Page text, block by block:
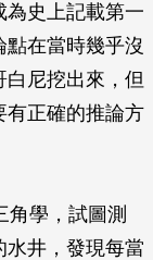
為史上記載第一
在當時幾乎沒
尼挖出來，但
有正確的推論方
角學，試圖測
水井，發現每當